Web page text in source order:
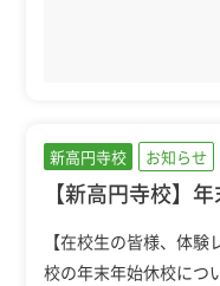
新高円寺校 お知らせ
【新高円寺校】
【在校生の皆様、体
校の年末年始休校につ